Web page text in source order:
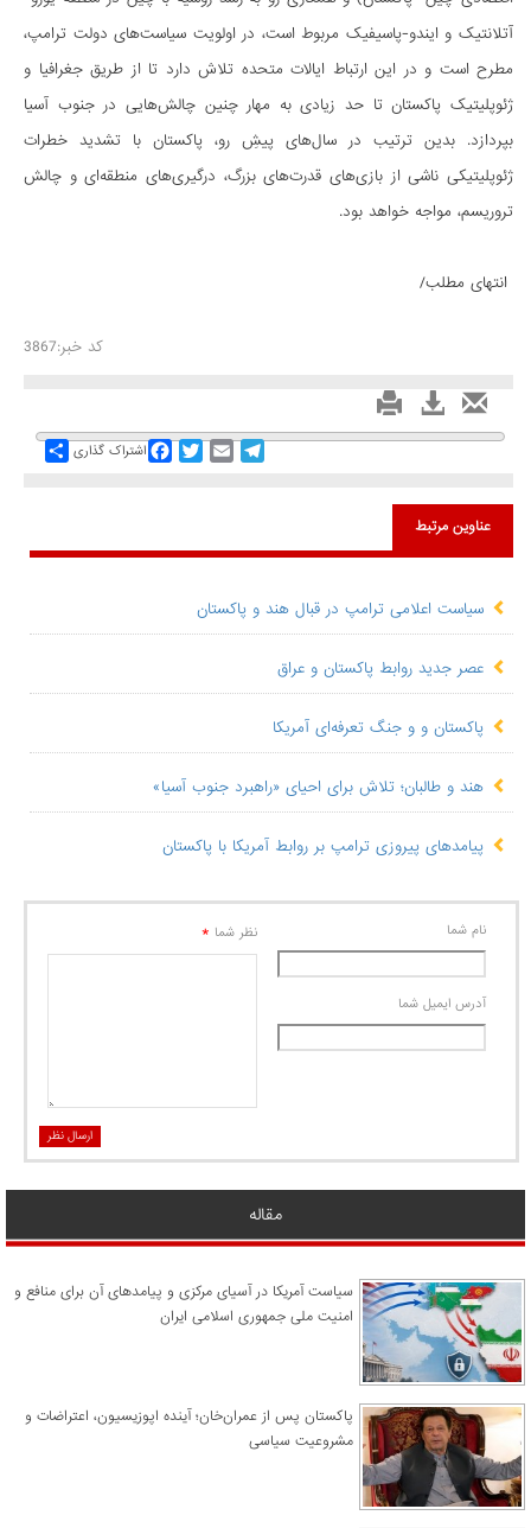
آتلانتیک و ایندو-پاسیفیک مربوط است، در اولویت سیاست‌های دولت ترامپ،
مطرح است و در این ارتباط ایالات متحده تلاش دارد تا از طریق جغرافیا و
ژئوپلیتیک پاکستان تا حد زیادی به مهار چنین چالش‌هایی در جنوب آسیا
بپردازد. بدین ترتیب در سال‌های پیش‌ِ رو، پاکستان با تشدید خطرات
ژئوپلیتیکی ناشی از بازی‌های قدرت‌های بزرگ، درگیری‌های منطقه‌ای و چالش
تروریسم، مواجه خواهد بود.
انتهای مطلب/
کد خبر:3867
Share اشتراک گذاری
FacebookTwitterEmail
Telegram
عناوین مرتبط
سیاست اعلامی ترامپ در قبال هند و پاکستان
​عصر جدید روابط پاکستان و عراق
پاکستان و و جنگ تعرفه‌ای آمریکا
هند و طالبان؛ تلاش برای احیای «راهبرد جنوب آسیا»
پیامدهای پیروزی ترامپ بر روابط آمریکا با پاکستان
نام شما
آدرس ايميل شما
نظر شما *
ارسال نظر
مقاله
سیاست آمریکا در آسیای مرکزی و پیامدهای آن برای منافع و
امنیت ملی جمهوری اسلامی ایران
پاکستان پس از عمران‌خان؛ آینده اپوزیسیون، اعتراضات و
مشروعیت سیاسی